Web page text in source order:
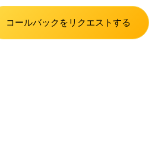
コールバックをリクエストする